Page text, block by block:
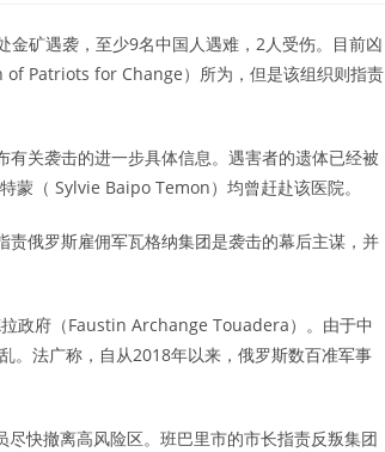
矿遇袭，至少9名中国人遇难，2人受伤。目前凶
of Patriots for Change）所为，但是该组织则指责
关袭击的进一步具体信息。遇害者的遗体已经被
蒙（ Sylvie Baipo Temon）均曾赶赴该医院。
俄罗斯雇佣军瓦格纳集团是袭击的幕后主谋，并
政府（Faustin Archange Touadera）。由于中
。法广称，自从2018年以来，俄罗斯数百准军事
快撤离高风险区。班巴里市的市长指责反叛集团